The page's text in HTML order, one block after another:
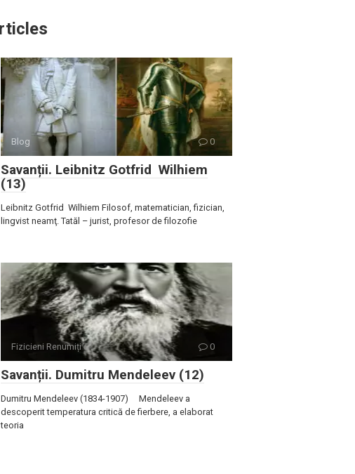
Blog 0
Savanții. Leibnitz Gotfrid Wilhiem
(13)
Leibnitz Gotfrid Wilhiem Filosof, matematician, fizician,
lingvist neamţ. Tatăl – jurist, profesor de filozofie
Fizicieni Renumiți 0
Savanții. Dumitru Mendeleev (12)
Dumitru Mendeleev (1834-1907) Mendeleev a
descoperit temperatura critică de fierbere, a elaborat
teoria